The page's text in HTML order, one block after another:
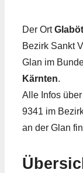
Der Ort
Bezirk Sankt
Glan im
Kärnten.
Alle Infos
9341 im
an der Glan